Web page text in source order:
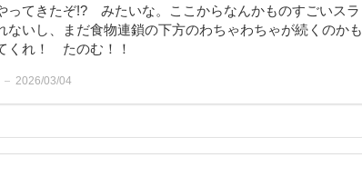
ってきたぞ!? みたいな。ここからなんかものすごいスラ
ないし、まだ食物連鎖の下方のわちゃわちゃが続くのかも
くれ！ たのむ！！
2026/03/04